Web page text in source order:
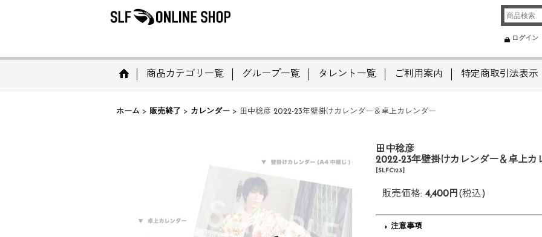
ログイン
商品カテゴリ一覧 グループ一覧 タレント一覧 ご利用案内 特定商取引法表示
ホーム > 販売終了 > カレンダー > 田中稔彦 2022-23年壁掛けカレンダー＆卓上カレンダー
田中稔彦
2022-23年壁掛けカレンダー＆卓上カ
[SLFC123]
販売価格: 4,400円 (税込)
注意事項